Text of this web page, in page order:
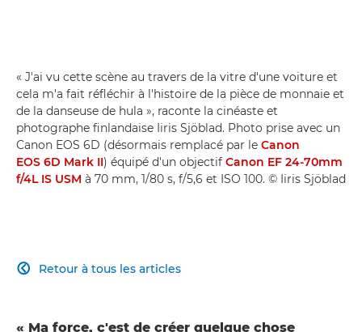
« J'ai vu cette scène au travers de la vitre d'une voiture et
cela m'a fait réfléchir à l'histoire de la pièce de monnaie et
de la danseuse de hula », raconte la cinéaste et
photographe finlandaise Iiris Sjöblad. Photo prise avec un
Canon EOS 6D (désormais remplacé par le Canon
EOS 6D Mark II) équipé d'un objectif Canon EF 24-70mm
f/4L IS USM à 70 mm, 1/80 s, f/5,6 et ISO 100. © Iiris Sjöblad
Retour à tous les articles

« Ma force, c'est de créer quelque chose